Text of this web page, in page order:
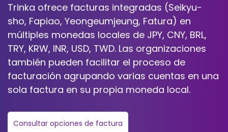
Trinka ofrece facturas integradas (Seikyu-
sho, Fapiao, Yeongeumjeung, Fatura) en
múltiples monedas locales de JPY, CNY, BRL,
TRY, KRW, INR, USD, TWD. Las organizaciones
también pueden facilitar el proceso de
facturación agrupando varias cuentas en una
sola factura en su propia moneda local.
Consultar opciones de factura